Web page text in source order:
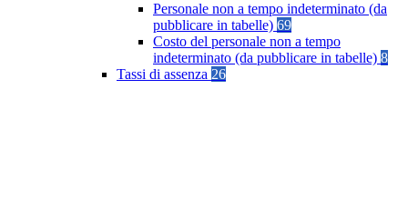
Personale non a tempo indeterminato (da
pubblicare in tabelle) 69
Costo del personale non a tempo
indeterminato (da pubblicare in tabelle) 8
Tassi di assenza 26